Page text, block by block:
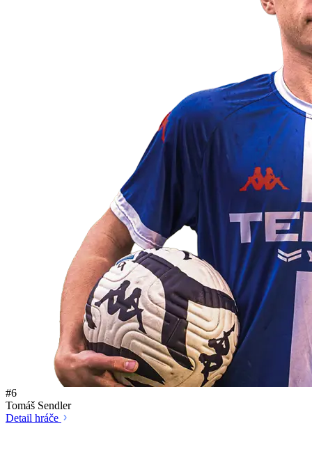
#6
Tomáš Sendler
Detail hráče